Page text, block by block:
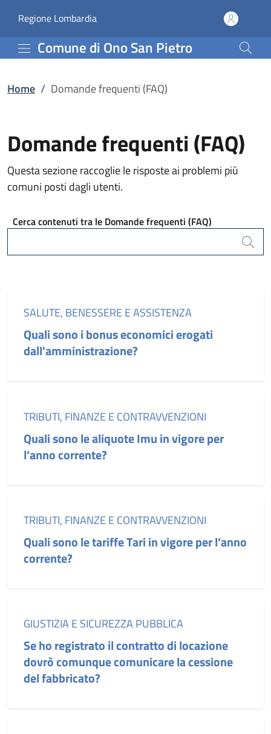
Domande frequenti
Regione Lombardia(apre in un'altra scheda).
Comune di Ono San Pietro
Home / Domande frequenti (FAQ)
Domande frequenti (FAQ)
Questa sezione raccoglie le risposte ai problemi più
comuni posti dagli utenti.
Cerca contenuti tra le Domande frequenti (FAQ)
Cerca
Categoria:
SALUTE, BENESSERE E ASSISTENZA
Quali sono i bonus economici erogati
dall'amministrazione?
Categoria:
TRIBUTI, FINANZE E CONTRAVVENZIONI
Quali sono le aliquote Imu in vigore per
l’anno corrente?
Categoria:
TRIBUTI, FINANZE E CONTRAVVENZIONI
Quali sono le tariffe Tari in vigore per l’anno
corrente?
Categoria:
GIUSTIZIA E SICUREZZA PUBBLICA
Se ho registrato il contratto di locazione
dovrò comunque comunicare la cessione
del fabbricato?